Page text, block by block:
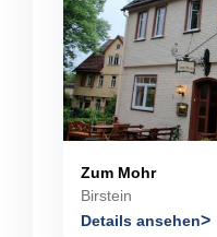
Zum Mohr
Birstein
Details ansehen